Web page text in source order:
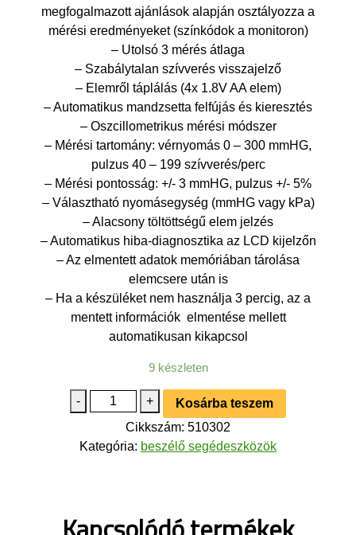
megfogalmazott ajánlások alapján osztályozza a
mérési eredményeket (színkódok a monitoron)
– Utolsó 3 mérés átlaga
– Szabálytalan szívverés visszajelző
– Elemről táplálás (4x 1.8V AA elem)
– Automatikus mandzsetta felfújás és kieresztés
– Oszcillometrikus mérési módszer
– Mérési tartomány: vérnyomás 0 – 300 mmHG,
pulzus 40 – 199 szívverés/perc
– Mérési pontosság: +/- 3 mmHG, pulzus +/- 5%
– Választható nyomásegység (mmHG vagy kPa)
– Alacsony töltöttségű elem jelzés
– Automatikus hiba-diagnosztika az LCD kijelzőn
– Az elmentett adatok memóriában tárolása
elemcsere után is
– Ha a készüléket nem használja 3 percig, az a
mentett információk elmentése mellett
automatikusan kikapcsol
9 készleten
-
Vérnyomásmérő,
magyarul
beszélő:
I-
+
Kosárba teszem
Cikkszám: 510302
Kategória: beszélő segédeszközök